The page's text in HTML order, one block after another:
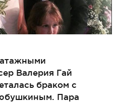
Валерия Гай
браком с
Пара